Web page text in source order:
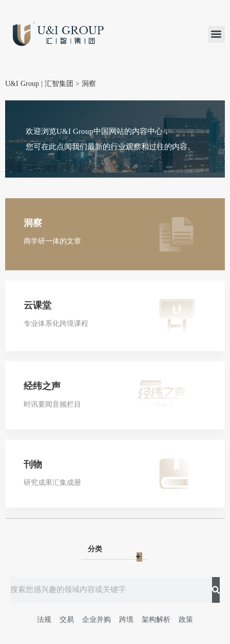
U&I Group | 汇智集团 > 洞察
欢迎浏览U&I Group中国网站的内容中心，
您可在此点阅我们最新的行业观察和过往的内容。
洞察
商学研一体的文章
云课堂
专业体系化跨境课程
经纬之声
时讯要闻音频栏目
刊物
研究成果汇集成册
分类
法规 交易 企业并购 跨境 架构解析 政策